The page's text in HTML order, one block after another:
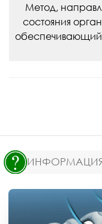
Метод,
состояния
обеспечивающий